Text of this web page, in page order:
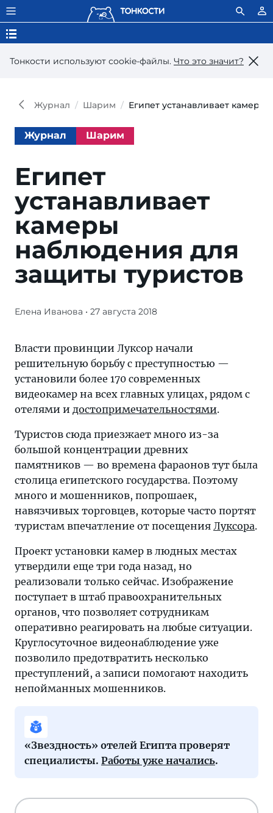
Тонкости используют сookie-файлы. Что это значит?
Журнал Шарим Египет устанавливает
Журнал Шарим
Египет
устанавливает
камеры
наблюдения для
защиты туристов
Журнал/
устанавливает
камеры
наблюдения
для
защиты
—
«Тонкости
туризма»
делятся
секретами.
Подробные
инструкции,
лайфхаки
и
все,
что
нужно
знать
о
мире
туризма
—
страницах
«Тонкостей».
Елена Иванова • 27 августа 2018
Власти провинции Луксор начали
решительную борьбу с преступностью —
установили более 170 современных
видеокамер на всех главных улицах, рядом с
отелями и достопримечательностями.
Туристов сюда приезжает много из-за
большой концентрации древних
памятников — во времена фараонов тут была
столица египетского государства. Поэтому
много и мошенников, попрошаек,
навязчивых торговцев, которые часто портят
туристам впечатление от посещения Луксора.
Проект установки камер в людных местах
утвердили еще три года назад, но
реализовали только сейчас. Изображение
поступает в штаб правоохранительных
органов, что позволяет сотрудникам
оперативно реагировать на любые ситуации.
Круглосуточное видеонаблюдение уже
позволило предотвратить несколько
преступлений, а записи помогают находить
непойманных мошенников.
«Звездность» отелей Египта проверят
специалисты. Работы уже начались.